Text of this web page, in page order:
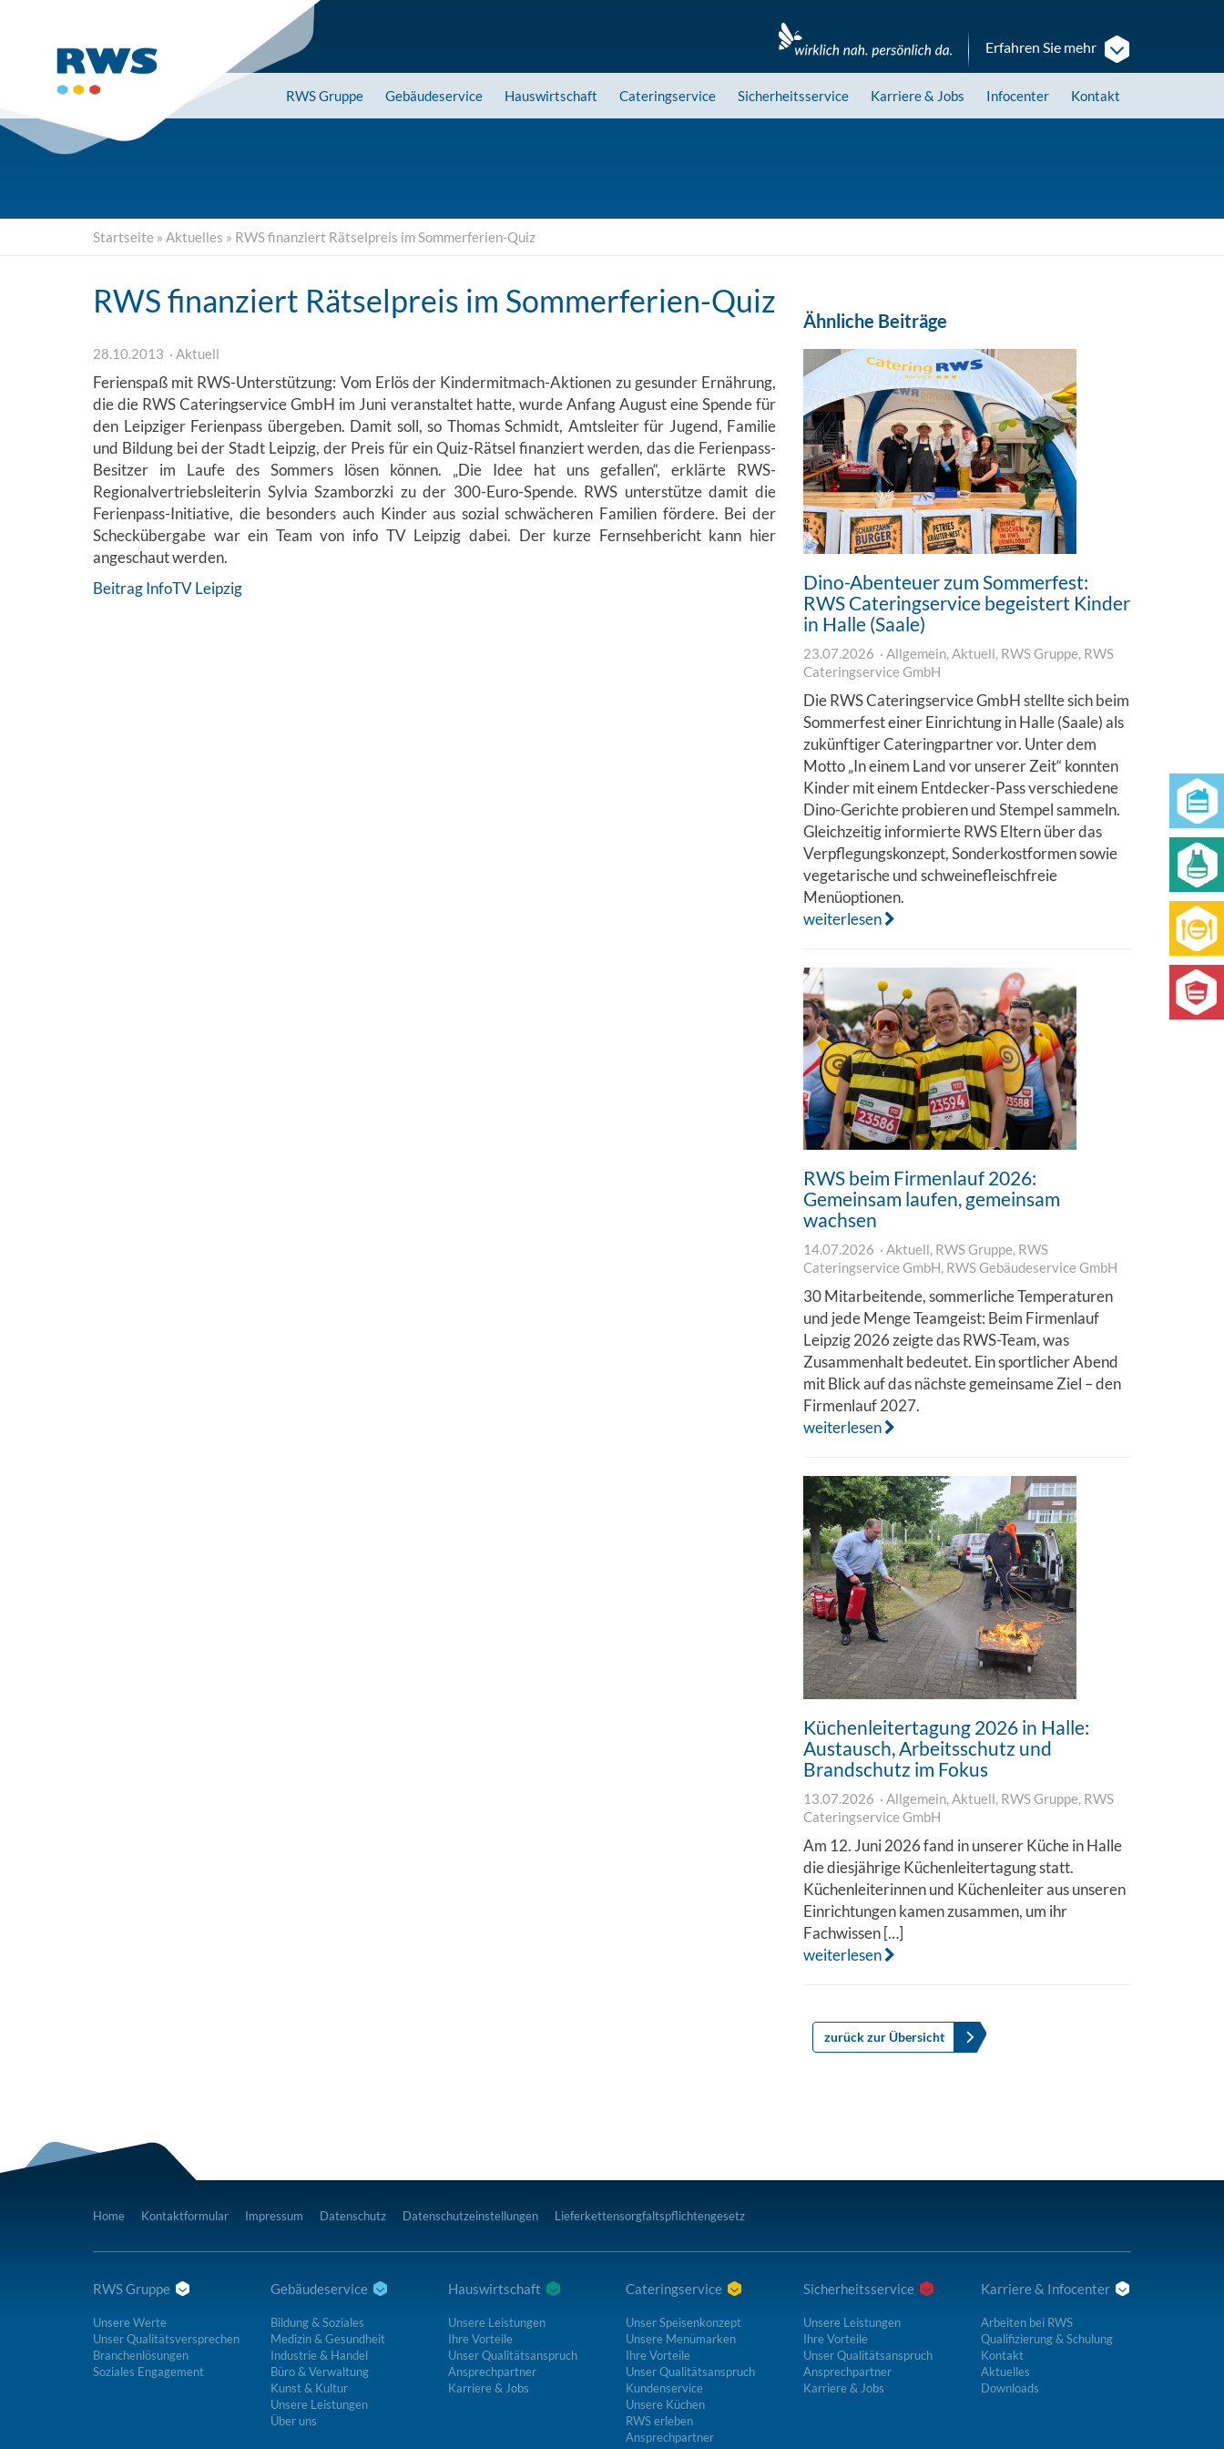
Erfahren Sie mehr
RWSGruppe Gebäudeservice Hauswirtschaft Cateringservice Sicherheitsservice Karriere& Jobs Infocenter Kontakt
Startseite » Aktuelles » RWS finanziert Rätselpreis im Sommerferien-Quiz
RWS finanziert Rätselpreis im Sommerferien-Quiz
28.10.2013 Aktuell
Ferienspaß mit RWS-Unterstützung: Vom Erlös der Kindermitmach-Aktionen zu gesunder Ernährung,
die die RWS Cateringservice GmbH im Juni veranstaltet hatte, wurde Anfang August eine Spende für
den Leipziger Ferienpass übergeben. Damit soll, so Thomas Schmidt, Amtsleiter für Jugend, Familie
und Bildung bei der Stadt Leipzig, der Preis für ein Quiz-Rätsel finanziert werden, das die Ferienpass-
Besitzer im Laufe des Sommers lösen können. „Die Idee hat uns gefallen“, erklärte RWS-
Regionalvertriebsleiterin Sylvia Szamborzki zu der 300-Euro-Spende. RWS unterstütze damit die
Ferienpass-Initiative, die besonders auch Kinder aus sozial schwächeren Familien fördere. Bei der
Scheckübergabe war ein Team von info TV Leipzig dabei. Der kurze Fernsehbericht kann hier
angeschaut werden.
Beitrag InfoTV Leipzig
Ähnliche Beiträge
Dino-Abenteuer zum Sommerfest:
RWS Cateringservice begeistert Kinder
in Halle (Saale)
23.07.2026 Allgemein, Aktuell, RWS Gruppe, RWS
Cateringservice GmbH
Die RWS Cateringservice GmbH stellte sich beim
Sommerfest einer Einrichtung in Halle (Saale) als
zukünftiger Cateringpartner vor. Unter dem
Motto „In einem Land vor unserer Zeit“ konnten
Kinder mit einem Entdecker-Pass verschiedene
Dino-Gerichte probieren und Stempel sammeln.
Gleichzeitig informierte RWS Eltern über das
Verpflegungskonzept, Sonderkostformen sowie
vegetarische und schweinefleischfreie
Menüoptionen.
weiterlesen
RWS beim Firmenlauf 2026:
Gemeinsam laufen, gemeinsam
wachsen
14.07.2026 Aktuell, RWS Gruppe, RWS
Cateringservice GmbH, RWS Gebäudeservice GmbH
30 Mitarbeitende, sommerliche Temperaturen
und jede Menge Teamgeist: Beim Firmenlauf
Leipzig 2026 zeigte das RWS-Team, was
Zusammenhalt bedeutet. Ein sportlicher Abend
mit Blick auf das nächste gemeinsame Ziel – den
Firmenlauf 2027.
weiterlesen
Küchenleitertagung 2026 in Halle:
Austausch, Arbeitsschutz und
Brandschutz im Fokus
13.07.2026 Allgemein, Aktuell, RWS Gruppe, RWS
Cateringservice GmbH
Am 12. Juni 2026 fand in unserer Küche in Halle
die diesjährige Küchenleitertagung statt.
Küchenleiterinnen und Küchenleiter aus unseren
Einrichtungen kamen zusammen, um ihr
Fachwissen […]
weiterlesen
zurück zur Übersicht
Home Kontaktformular Impressum Datenschutz Datenschutzeinstellungen Lieferkettensorgfaltspflichtengesetz
RWS Gruppe
Unsere Werte
Unser Qualitätsversprechen
Branchenlösungen
Soziales Engagement
Gebäudeservice
Bildung & Soziales
Medizin & Gesundheit
Industrie & Handel
Büro & Verwaltung
Kunst & Kultur
Unsere Leistungen
Über uns
Hauswirtschaft
Unsere Leistungen
Ihre Vorteile
Unser Qualitätsanspruch
Ansprechpartner
Karriere & Jobs
Cateringservice
Unser Speisenkonzept
Unsere Menümarken
Ihre Vorteile
Unser Qualitätsanspruch
Kundenservice
Unsere Küchen
RWS erleben
Ansprechpartner
Sicherheitsservice
Unsere Leistungen
Ihre Vorteile
Unser Qualitätsanspruch
Ansprechpartner
Karriere & Jobs
Karriere & Infocenter
Arbeiten bei RWS
Qualifizierung & Schulung
Kontakt
Aktuelles
Downloads